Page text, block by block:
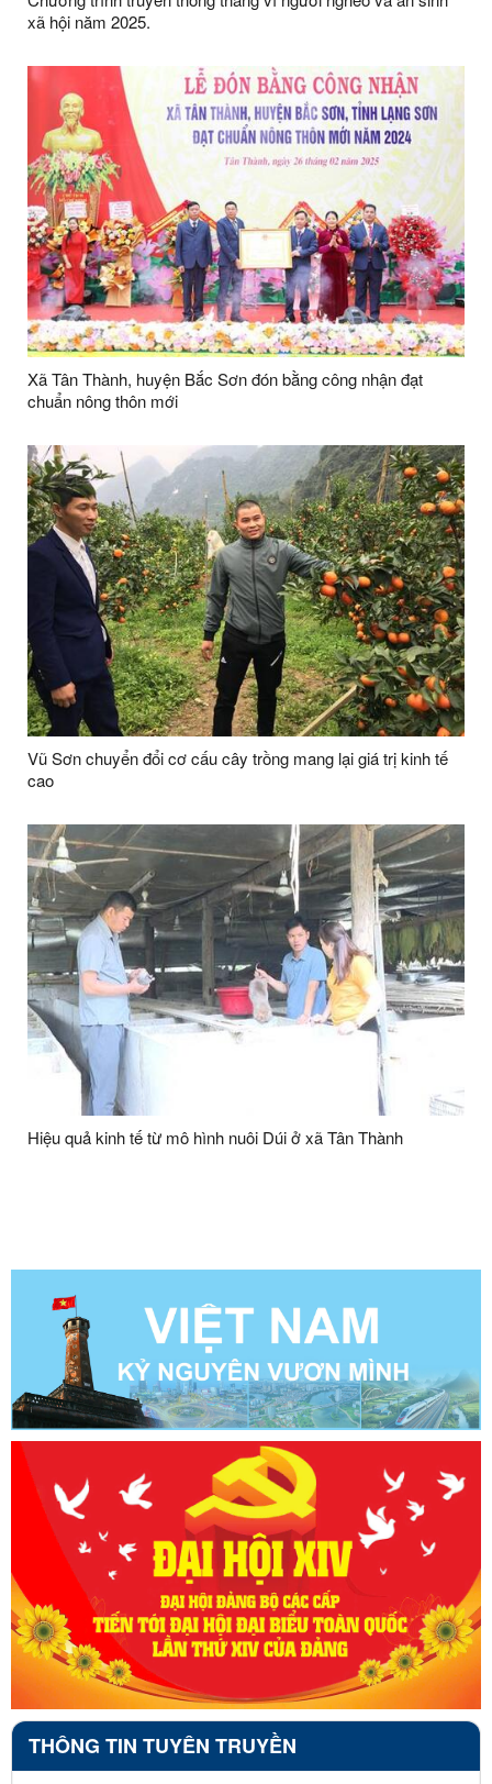
xã hội năm 2025.
Xã Tân Thành, huyện Bắc Sơn đón bằng công nhận đạt
chuẩn nông thôn mới
Vũ Sơn chuyển đổi cơ cấu cây trồng mang lại giá trị kinh tế
cao
Hiệu quả kinh tế từ mô hình nuôi Dúi ở xã Tân Thành
THÔNG TIN TUYÊN TRUYỀN